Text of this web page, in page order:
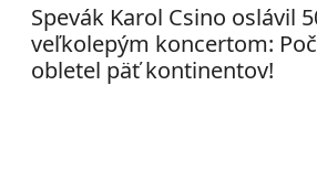
Spevák Karol Csino oslávil
veľkolepým koncertom:
obletel päť kontinentov!